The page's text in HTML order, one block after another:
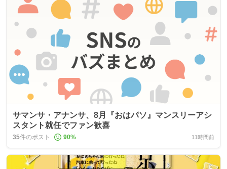
サマンサ・アナンサ、8月『おはパソ』マンスリーアシ
スタント就任でファン歓喜
35件のポスト 90% 11時間前